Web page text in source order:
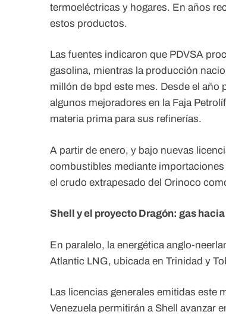
termoeléctricas y hogares. En años
estos productos.
Las fuentes indicaron que PDVSA
gasolina, mientras la producción
millón de bpd este mes. Desde el
algunos mejoradores en la Faja
materia prima para sus refinerías.
A partir de enero, y bajo nuevas
combustibles mediante
el crudo extrapesado del Orinoco
Shell y el proyecto Dragón: gas
En paralelo, la energética anglo-
Atlantic LNG, ubicada en Trinidad y
Las licencias generales emitidas este
Venezuela permitirán a Shell avanzar